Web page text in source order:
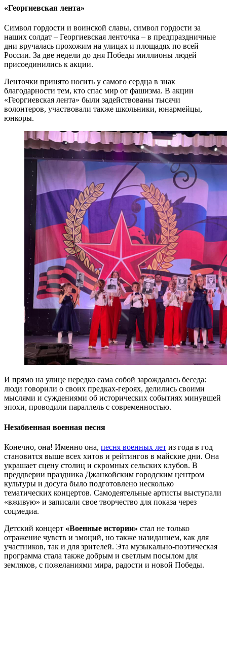
«Георгиевская лента»
Символ гордости и воинской славы, символ гордости за
наших солдат – Георгиевская ленточка – в предпраздничные
дни вручалась прохожим на улицах и площадях по всей
России. За две недели до дня Победы миллионы людей
присоединились к акции.
Ленточки принято носить у самого сердца в знак
благодарности тем, кто спас мир от фашизма. В акции
«Георгиевская лента» были задействованы тысячи
волонтеров, участвовали также школьники, юнармейцы,
юнкоры.
И прямо на улице нередко сама собой зарождалась беседа:
люди говорили о своих предках-героях, делились своими
мыслями и суждениями об исторических событиях минувшей
эпохи, проводили параллель с современностью.
Незабвенная военная песня
Конечно, она! Именно она, песня военных лет из года в год
становится выше всех хитов и рейтингов в майские дни. Она
украшает сцену столиц и скромных сельских клубов. В
преддверии праздника Джанкойским городским центром
культуры и досуга было подготовлено несколько
тематических концертов. Самодеятельные артисты выступали
«вживую» и записали свое творчество для показа через
соцмедиа.
Детский концерт «Военные истории» стал не только
отражение чувств и эмоций, но также назиданием, как для
участников, так и для зрителей. Эта музыкально-поэтическая
программа стала также добрым и светлым посылом для
земляков, с пожеланиями мира, радости и новой Победы.